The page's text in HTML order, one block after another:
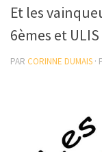
Et les
6èmes et
PAR CORINNE DUMAIS ·